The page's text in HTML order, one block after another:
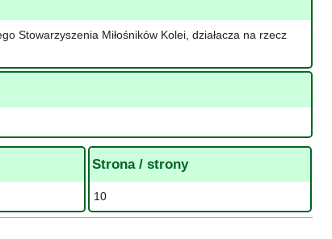
Stowarzyszenia Miłośników Kolei, działacza na rzecz
Strona / strony
10